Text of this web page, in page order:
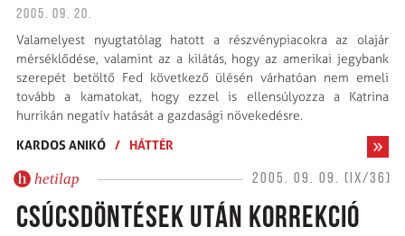
2005. 09. 20.
Valamelyest nyugtatólag hatott a részvénypiacokra az olajár
mérséklődése, valamint az a kilátás, hogy az amerikai jegybank
szerepét betöltő Fed következő ülésén várhatóan nem emeli
tovább a kamatokat, hogy ezzel is ellensúlyozza a Katrina
hurrikán negatív hatását a gazdasági növekedésre.
KARDOS ANIKÓ / HÁTTÉR
hetilap 2005. 09. 09. (IX/36)
CSÚCSDÖNTÉSEK UTÁN KORREKCIÓ